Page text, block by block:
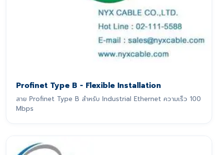
Profinet Type B - Flexible Installation
สาย Profinet Type B สำหรับ Industrial Ethernet ความเร็ว 100
Mbps